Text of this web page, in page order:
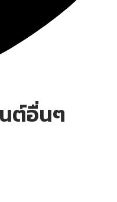
ต์อื่นๆ